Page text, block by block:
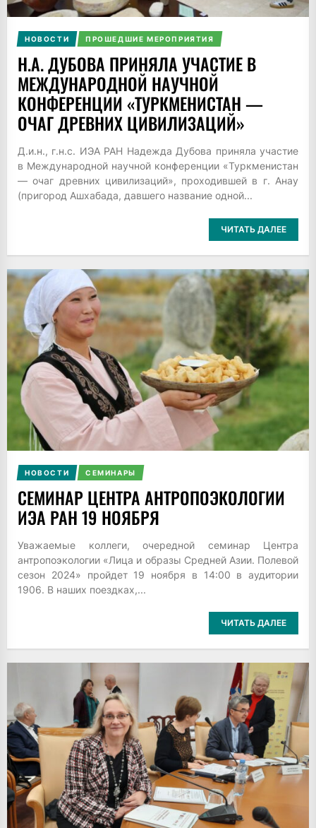
НОВОСТИ ПРОШЕДШИЕ МЕРОПРИЯТИЯ
Н.А. ДУБОВА ПРИНЯЛА УЧАСТИЕ В
МЕЖДУНАРОДНОЙ НАУЧНОЙ
КОНФЕРЕНЦИИ «ТУРКМЕНИСТАН —
ОЧАГ ДРЕВНИХ ЦИВИЛИЗАЦИЙ»
Д.и.н., г.н.с. ИЭА РАН Надежда Дубова приняла участие
в Международной научной конференции «Туркменистан
— очаг древних цивилизаций», проходившей в г. Анау
(пригород Ашхабада, давшего название одной...
ЧИТАТЬ ДАЛЕЕ
НОВОСТИ СЕМИНАРЫ
СЕМИНАР ЦЕНТРА АНТРОПОЭКОЛОГИИ
ИЭА РАН 19 НОЯБРЯ
Уважаемые коллеги, очередной семинар Центра
антропоэкологии «Лица и образы Средней Азии. Полевой
сезон 2024» пройдет 19 ноября в 14:00 в аудитории
1906. В наших поездках,...
ЧИТАТЬ ДАЛЕЕ